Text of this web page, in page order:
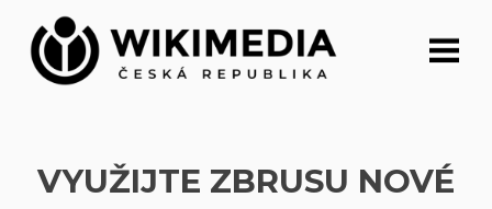
Přeskočit
obsah
VYUŽIJTE ZBRUSU NOVÉ